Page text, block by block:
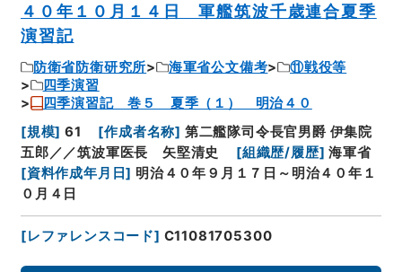
４０年１０月１４日 軍艦筑波千歳連合夏季
演習記
防衛省防衛研究所 海軍省公文備考
⑪戦役等
四季演習
四季演習記 巻５ 夏季（１） 明治４０
[規模] 61 [作成者名称] 第二艦隊司令長官男爵 伊集院
五郎／／筑波軍医長 矢堅清史
[組織歴/履歴] 海軍省
[資料作成年月日] 明治４０年９月１７日～明治４０年１
０月４日
[レファレンスコード] C11081705300